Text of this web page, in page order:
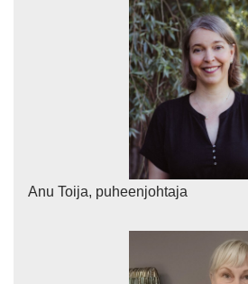
Anu Toija, puheenjohtaja